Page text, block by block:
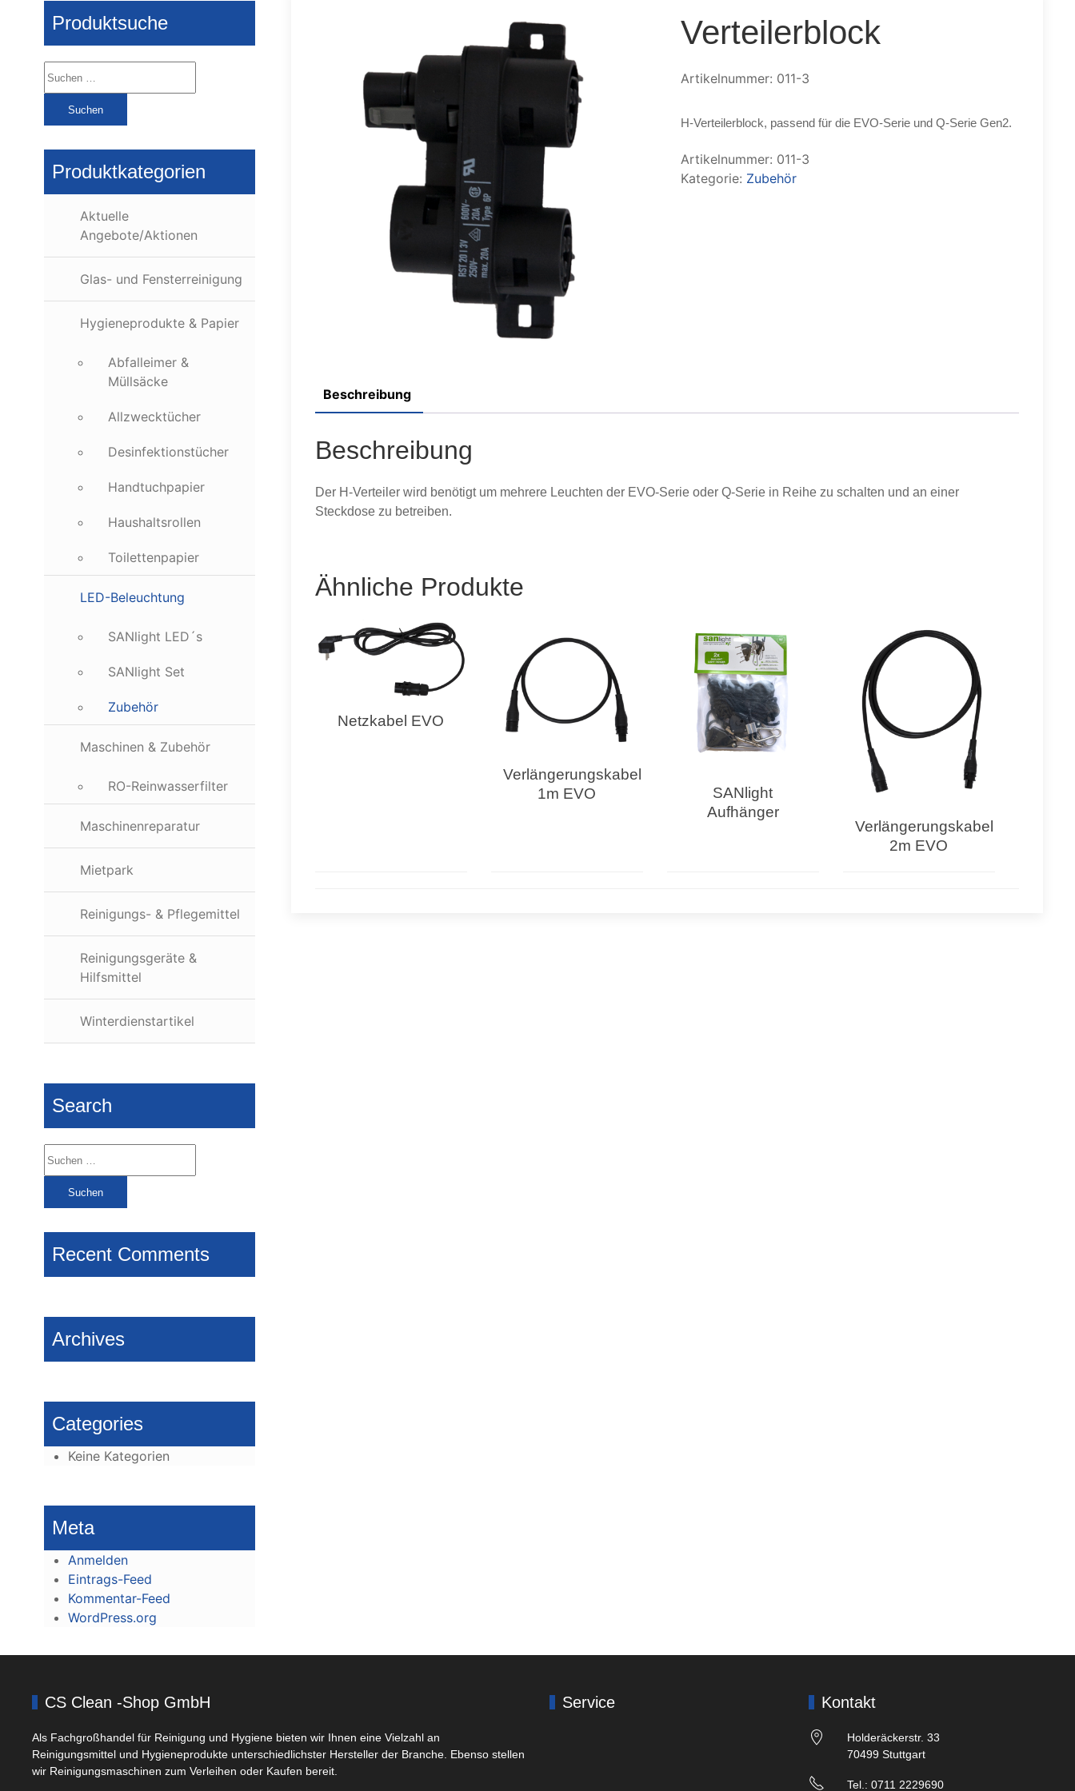
Produktsuche
Suchen
nach:
Produktkategorien
Aktuelle
Angebote/Aktionen
Glas- und Fensterreinigung
Hygieneprodukte & Papier
Abfalleimer &
Müllsäcke
Allzwecktücher
Desinfektionstücher
Handtuchpapier
Haushaltsrollen
Toilettenpapier
LED-Beleuchtung
SANlight LED´s
SANlight Set
Zubehör
Maschinen & Zubehör
RO-Reinwasserfilter
Maschinenreparatur
Mietpark
Reinigungs- & Pflegemittel
Reinigungsgeräte &
Hilfsmittel
Winterdienstartikel
Search
Suchen
nach:
Recent Comments
Archives
Categories
Keine Kategorien
Meta
Anmelden
Eintrags-Feed
Kommentar-Feed
WordPress.org
Verteilerblock
Artikelnummer: 011-3
H-Verteilerblock, passend für die EVO-Serie und Q-Serie Gen2.
Artikelnummer: 011-3
Kategorie: Zubehör
Beschreibung
Beschreibung
Der H-Verteiler wird benötigt um mehrere Leuchten der EVO-Serie oder Q-Serie in Reihe zu schalten und an einer
Steckdose zu betreiben.
Ähnliche Produkte
Netzkabel EVO
Verlängerungskabel
1m EVO
SANlight
Aufhänger
Verlängerungskabel
2m EVO
CS Clean -Shop GmbH
Als Fachgroßhandel für Reinigung und Hygiene bieten wir Ihnen eine Vielzahl an
Reinigungsmittel und Hygieneprodukte unterschiedlichster Hersteller der Branche. Ebenso stellen
wir Reinigungsmaschinen zum Verleihen oder Kaufen bereit.
Service Kontakt
Holderäckerstr. 33
70499 Stuttgart
Tel.: 0711 2229690